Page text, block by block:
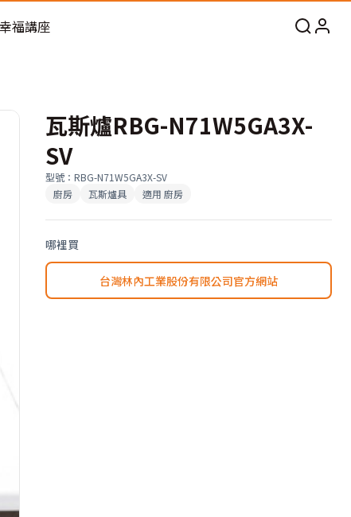
幸福講座
瓦斯爐RBG-N71W5GA3X-
SV
型號 ： RBG-N71W5GA3X-SV
廚房
瓦斯爐具 適用 廚房
哪裡買
台灣林內工業股份有限公司官方網站